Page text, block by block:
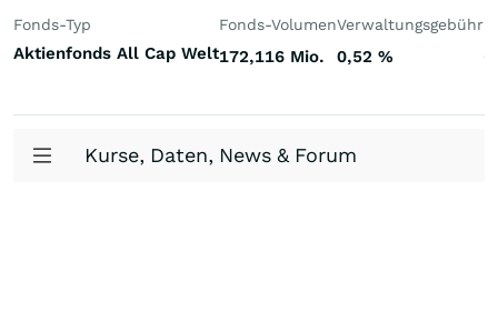
Fonds-Typ
Aktienfonds All Cap Welt
Fonds-Volumen
172,116 Mio.
Verwaltungsgebühr
0,52 %
Kurse, Daten, News & Forum